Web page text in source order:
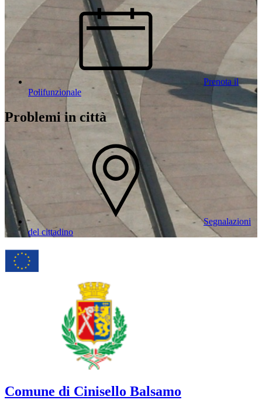
Prenota il
Polifunzionale
Problemi in città
Segnalazioni
del cittadino
Comune di Cinisello Balsamo